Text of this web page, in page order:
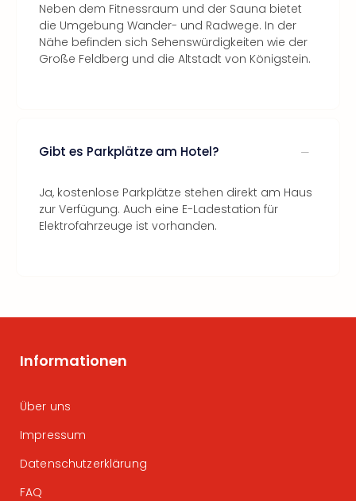
Neben dem Fitnessraum und der Sauna bietet
die Umgebung Wander- und Radwege. In der
Nähe befinden sich Sehenswürdigkeiten wie der
Große Feldberg und die Altstadt von Königstein.
Gibt es Parkplätze am Hotel?
Ja, kostenlose Parkplätze stehen direkt am Haus
zur Verfügung. Auch eine E-Ladestation für
Elektrofahrzeuge ist vorhanden.
Informationen
Über uns
Impressum
Datenschutzerklärung
FAQ